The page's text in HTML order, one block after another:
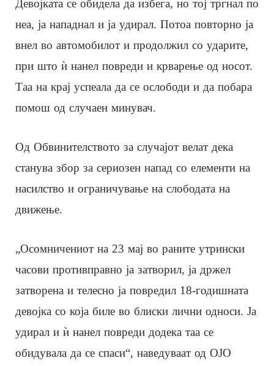
Девојката се обидела да избега, но тој тргнал по
неа, ја нападнал и ја удирал. Потоа повторно ја
внел во автомобилот и продолжил со ударите,
при што ѝ нанел повреди и крварење од носот.
Таа на крај успеала да се ослободи и да побара
помош од случаен минувач.
Од Обвинителството за случајот велат дека
станува збор за сериозен напад со елементи на
насилство и ограничување на слободата на
движење.
„Осомничениот на 23 мај во раните утрински
часови противправно ја затворил, ја држел
затворена и телесно ја повредил 18-годишната
девојка со која биле во блиски лични односи. Ја
удирал и ѝ нанел повреди додека таа се
обидувала да се спаси“, наведуваат од ОЈО